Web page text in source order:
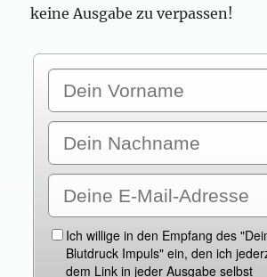
keine Ausgabe zu verpassen!